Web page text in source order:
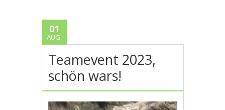
01
AUG.
Teamevent 2023,
schön wars!